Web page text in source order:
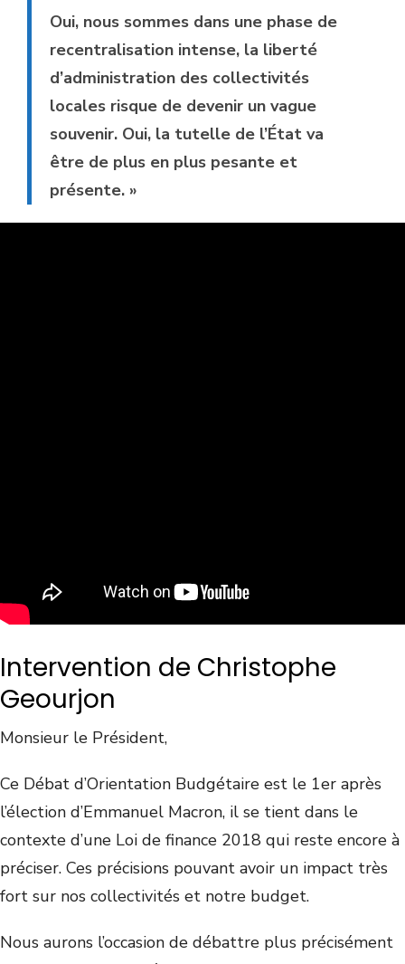
Oui, nous sommes dans une phase de
recentralisation intense, la liberté
d’administration des collectivités
locales risque de devenir un vague
souvenir. Oui, la tutelle de l’État va
être de plus en plus pesante et
présente. »
Intervention de Christophe
Geourjon
Monsieur le Président,
Ce Débat d’Orientation Budgétaire est le 1er après
l’élection d’Emmanuel Macron, il se tient dans le
contexte d’une Loi de finance 2018 qui reste encore à
préciser. Ces précisions pouvant avoir un impact très
fort sur nos collectivités et notre budget.
Nous aurons l’occasion de débattre plus précisément